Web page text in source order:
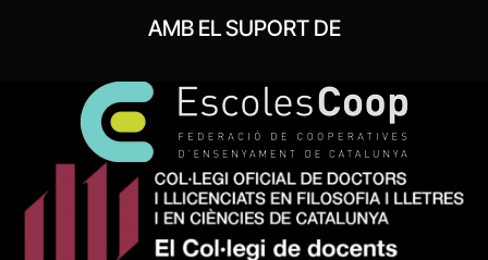
AMB EL SUPORT DE